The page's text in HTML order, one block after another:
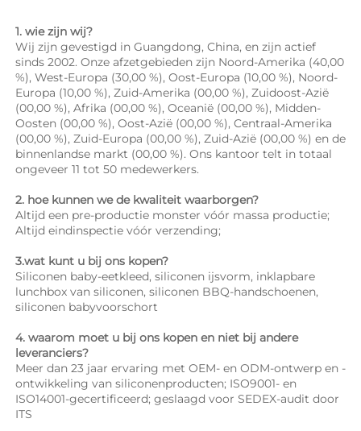
1. wie zijn wij?
Wij zijn gevestigd in Guangdong, China, en zijn actief
sinds 2002. Onze afzetgebieden zijn Noord-Amerika (40,00
%), West-Europa (30,00 %), Oost-Europa (10,00 %), Noord-
Europa (10,00 %), Zuid-Amerika (00,00 %), Zuidoost-Azië
(00,00 %), Afrika (00,00 %), Oceanië (00,00 %), Midden-
Oosten (00,00 %), Oost-Azië (00,00 %), Centraal-Amerika
(00,00 %), Zuid-Europa (00,00 %), Zuid-Azië (00,00 %) en de
binnenlandse markt (00,00 %). Ons kantoor telt in totaal
ongeveer 11 tot 50 medewerkers.
2. hoe kunnen we de kwaliteit waarborgen?
Altijd een pre-productie monster vóór massa productie;
Altijd eindinspectie vóór verzending;
3.wat kunt u bij ons kopen?
Siliconen baby-eetkleed, siliconen ijsvorm, inklapbare
lunchbox van siliconen, siliconen BBQ-handschoenen,
siliconen babyvoorschort
4. waarom moet u bij ons kopen en niet bij andere
leveranciers?
Meer dan 23 jaar ervaring met OEM- en ODM-ontwerp en -
ontwikkeling van siliconenproducten; ISO9001- en
ISO14001-gecertificeerd; geslaagd voor SEDEX-audit door
ITS